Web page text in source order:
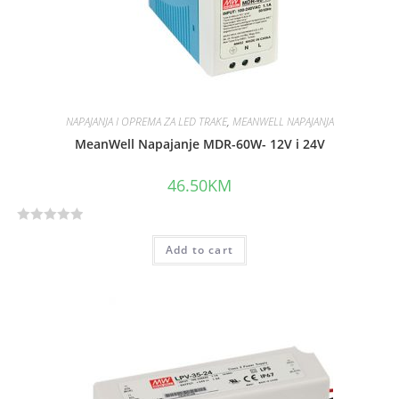
NAPAJANJA I OPREMA ZA LED TRAKE, MEANWELL NAPAJANJA
MeanWell Napajanje MDR-60W- 12V i 24V
46.50KM
Add to cart